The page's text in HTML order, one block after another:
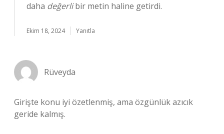
daha değerlibir metin haline getirdi.
Ekim 18, 2024 Yanıtla
Rüveyda
Girişte konu iyi özetlenmiş, ama özgünlük azıcık
geride kalmış.